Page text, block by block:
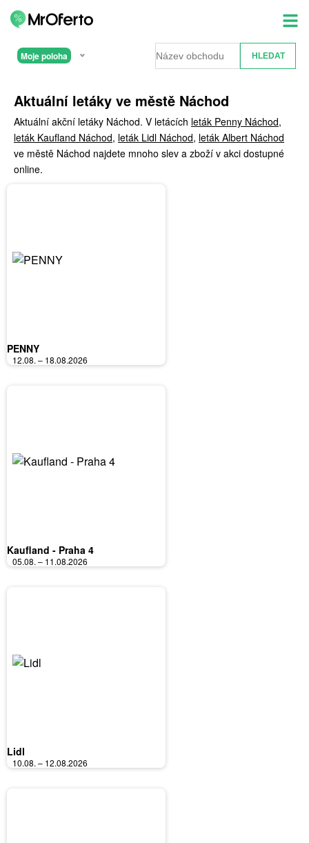
Moje poloha
Aktuální letáky ve městě Náchod
Aktuální akční letáky Náchod. V letácích leták Penny Náchod,
leták Kaufland Náchod, leták Lidl Náchod, leták Albert Náchod
ve městě Náchod najdete mnoho slev a zboží v akci dostupné
online.
PENNY
12.08. – 18.08.2026
Kaufland - Praha 4
05.08. – 11.08.2026
Lidl
10.08. – 12.08.2026